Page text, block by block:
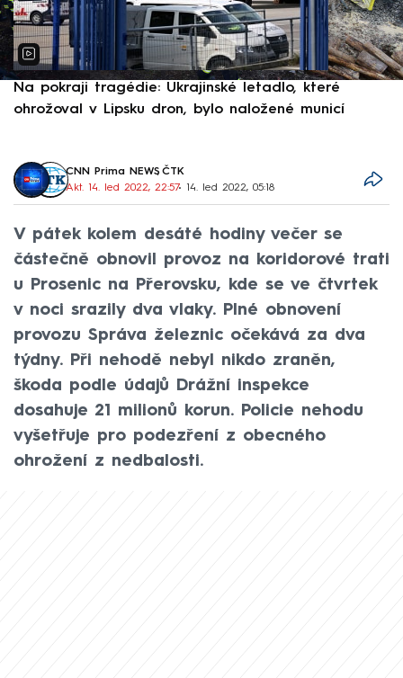
Na pokraji tragédie: Ukrajinské letadlo, které
ohrožoval v Lipsku dron, bylo naložené municí
CNN Prima NEWS, ČTK
Akt. 14. led 2022, 22:57• 14. led 2022, 05:18
V pátek kolem desáté hodiny večer se
částečně obnovil provoz na koridorové trati
u Prosenic na Přerovsku, kde se ve čtvrtek
v noci srazily dva vlaky. Plné obnovení
provozu Správa železnic očekává za dva
týdny. Při nehodě nebyl nikdo zraněn,
škoda podle údajů Drážní inspekce
dosahuje 21 milionů korun. Policie nehodu
vyšetřuje pro podezření z obecného
ohrožení z nedbalosti.